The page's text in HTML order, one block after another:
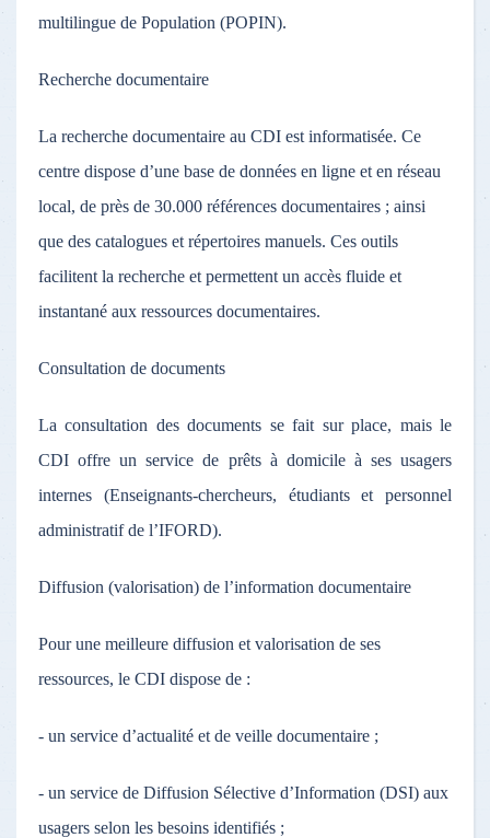
multilingue de Population (POPIN).
Recherche documentaire
La recherche documentaire au CDI est informatisée. Ce
centre dispose d’une base de données en ligne et en réseau
local, de près de 30.000 références documentaires ; ainsi
que des catalogues et répertoires manuels. Ces outils
facilitent la recherche et permettent un accès fluide et
instantané aux ressources documentaires.
Consultation de documents
La consultation des documents se fait sur place, mais le
CDI offre un service de prêts à domicile à ses usagers
internes (Enseignants-chercheurs, étudiants et personnel
administratif de l’IFORD).
Diffusion (valorisation) de l’information documentaire
Pour une meilleure diffusion et valorisation de ses
ressources, le CDI dispose de :
- un service d’actualité et de veille documentaire ;
- un service de Diffusion Sélective d’Information (DSI) aux
usagers selon les besoins identifiés ;